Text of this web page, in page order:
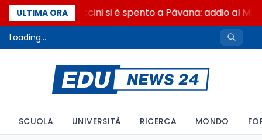
ULTIMA ORA
Francesco Guccini si è spento a Pàvana: addio al
Loading...
SCUOLA UNIVERSITÀ RICERCA MONDO